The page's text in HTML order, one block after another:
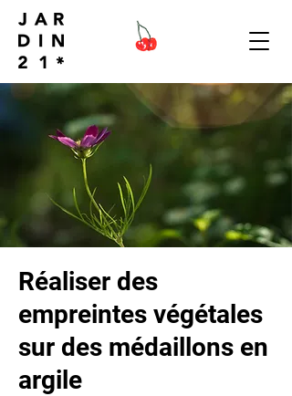
Réaliser des
empreintes végétales
sur des médaillons en
argile